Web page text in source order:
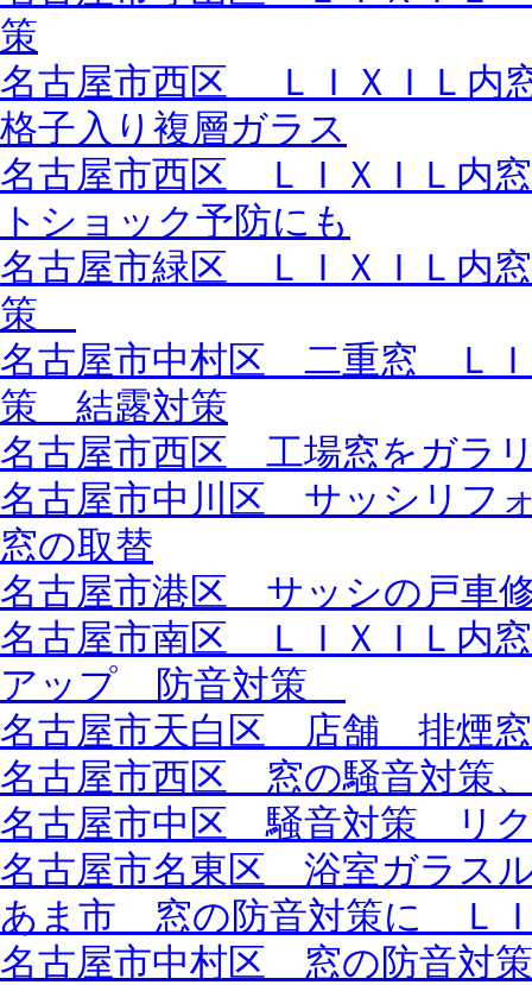
策
名古屋市西区 ＬＩＸＩＬ内
格子入り複層ガラス
名古屋市西区 ＬＩＸＩＬ内
トショック予防にも
名古屋市緑区 ＬＩＸＩＬ内
策
名古屋市中村区 二重窓 Ｌ
策 結露対策
名古屋市西区 工場窓をガラ
名古屋市中川区 サッシリフ
窓の取替
名古屋市港区 サッシの戸車
名古屋市南区 ＬＩＸＩＬ内
アップ 防音対策
名古屋市天白区 店舗 排煙
名古屋市西区 窓の騒音対策
名古屋市中区 騒音対策 リ
名古屋市名東区 浴室ガラス
あま市 窓の防音対策に Ｌ
名古屋市中村区 窓の防音対